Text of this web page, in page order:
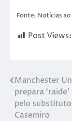
Fonte: Notícias
Post Views:
Manchester
prepara
pelo
Casemiro